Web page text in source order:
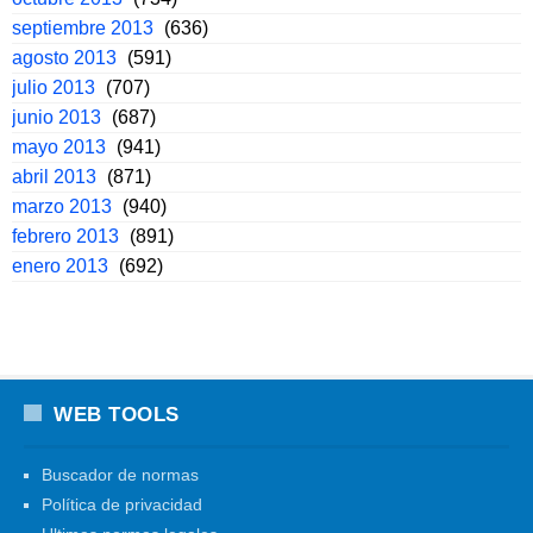
septiembre 2013 (636)
agosto 2013 (591)
julio 2013 (707)
junio 2013 (687)
mayo 2013 (941)
abril 2013 (871)
marzo 2013 (940)
febrero 2013 (891)
enero 2013 (692)
WEB TOOLS
Buscador de normas
Política de privacidad